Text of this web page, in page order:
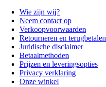
Wie zijn wij?
Neem contact op
Verkoopvoorwaarden
Retourneren en terugbetalen
Juridische disclaimer
Betaalmethoden
Prijzen en leveringsopties
Privacy verklaring
Onze winkel